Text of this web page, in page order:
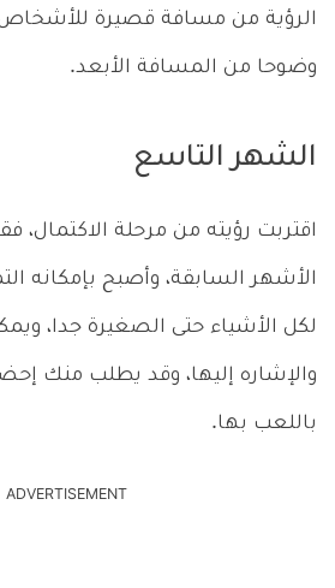
الرؤية من مسافة قصيرة للأشخاص
وضوحا من المسافة الأبعد.
الشهر التاسع
اقتربت رؤيته من مرحلة الاكتمال،
الأشهر السابقة، وأصبح بإمكانه
لكل الأشياء حتى الصغيرة جدا،
والإشاره إليها، وقد يطلب منك
باللعب بها.
ADVERTISEMENT